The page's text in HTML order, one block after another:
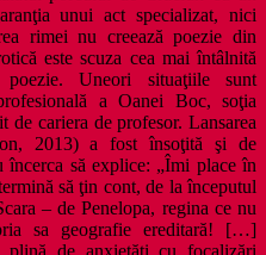
unui act specializat, nici
rimei nu creează poezie din
este scuza cea mai întâlnită
Uneori situaţiile sunt
a Oanei Boc, soţia
cariera de profesor. Lansarea
2013) a fost însoţită şi de
încerca să explice: „Îmi place în
să ţin cont, de la începutul
– de Penelopa, regina ce nu
sa geografie ereditară! […]